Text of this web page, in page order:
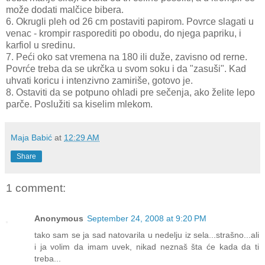
može dodati malčice bibera.
6. Okrugli pleh od 26 cm postaviti papirom. Povrce slagati u
venac - krompir rasporediti po obodu, do njega papriku, i
karfiol u sredinu.
7. Peći oko sat vremena na 180 ili duže, zavisno od rerne.
Povrće treba da se ukrčka u svom soku i da "zasuši". Kad
uhvati koricu i intenzivno zamiriše, gotovo je.
8. Ostaviti da se potpuno ohladi pre sečenja, ako želite lepo
parče. Poslužiti sa kiselim mlekom.
Maja Babić at 12:29 AM
Share
1 comment:
Anonymous September 24, 2008 at 9:20 PM
tako sam se ja sad natovarila u nedelju iz sela...strašno...ali
i ja volim da imam uvek, nikad neznaš šta će kada da ti
treba...